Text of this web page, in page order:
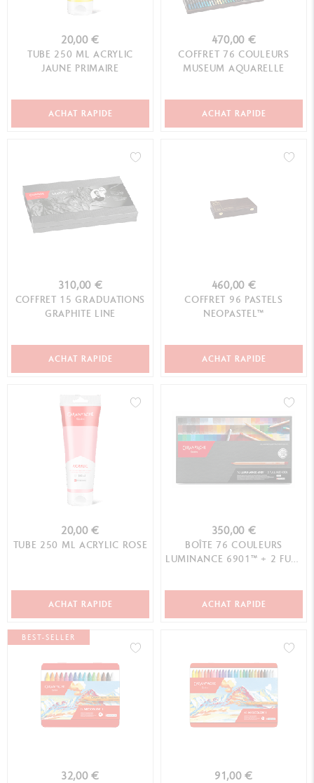
20,00 €
TUBE 250 ML ACRYLIC
JAUNE PRIMAIRE
ACHAT RAPIDE
470,00 €
COFFRET 76 COULEURS
MUSEUM AQUARELLE
ACHAT RAPIDE
310,00 €
COFFRET 15 GRADUATIONS
GRAPHITE LINE
ACHAT RAPIDE
460,00 €
COFFRET 96 PASTELS
NEOPASTEL™
ACHAT RAPIDE
20,00 €
TUBE 250 ML ACRYLIC ROSE
ACHAT RAPIDE
350,00 €
BOÎTE 76 COULEURS
LUMINANCE 6901™ + 2 FULL
ACHAT RAPIDE
BEST-SELLER
32,00 € 91,00 €